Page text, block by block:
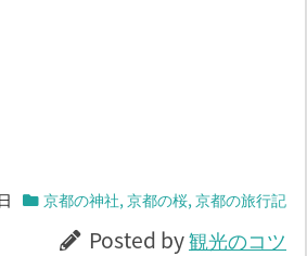
京都の神社,京都の桜,京都の旅行記
Posted by観光のコツ